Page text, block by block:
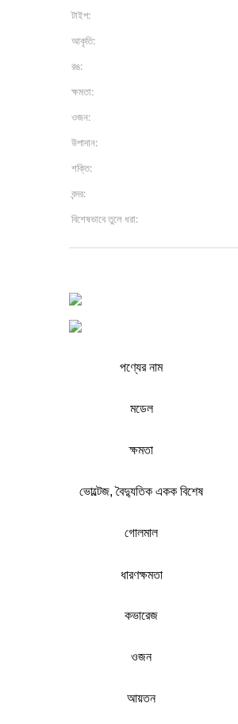
টাইপ:
আকৃতি:
রঙ:
ক্ষমতা:
ওজন:
উপাদান:
শক্তি:
বন্দর:
বিশেষভাবে তুলে ধরা:
পণ্যের নাম
মডেল
ক্ষমতা
ভোল্টেজ, বৈদ্যুতিক একক বিশেষ
গোলমাল
ধারণক্ষমতা
কভারেজ
ওজন
আয়তন